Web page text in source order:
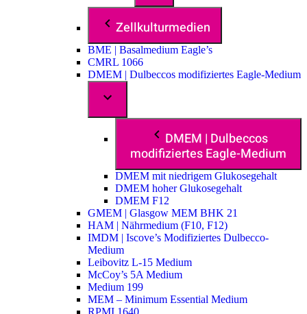
Zellkulturmedien
BME | Basalmedium Eagle’s
CMRL 1066
DMEM | Dulbeccos modifiziertes Eagle-Medium
DMEM | Dulbeccos
modifiziertes Eagle-Medium
DMEM mit niedrigem Glukosegehalt
DMEM hoher Glukosegehalt
DMEM F12
GMEM | Glasgow MEM BHK 21
HAM | Nährmedium (F10, F12)
IMDM | Iscove’s Modifiziertes Dulbecco-
Medium
Leibovitz L-15 Medium
McCoy’s 5A Medium
Medium 199
MEM – Minimum Essential Medium
RPMI 1640